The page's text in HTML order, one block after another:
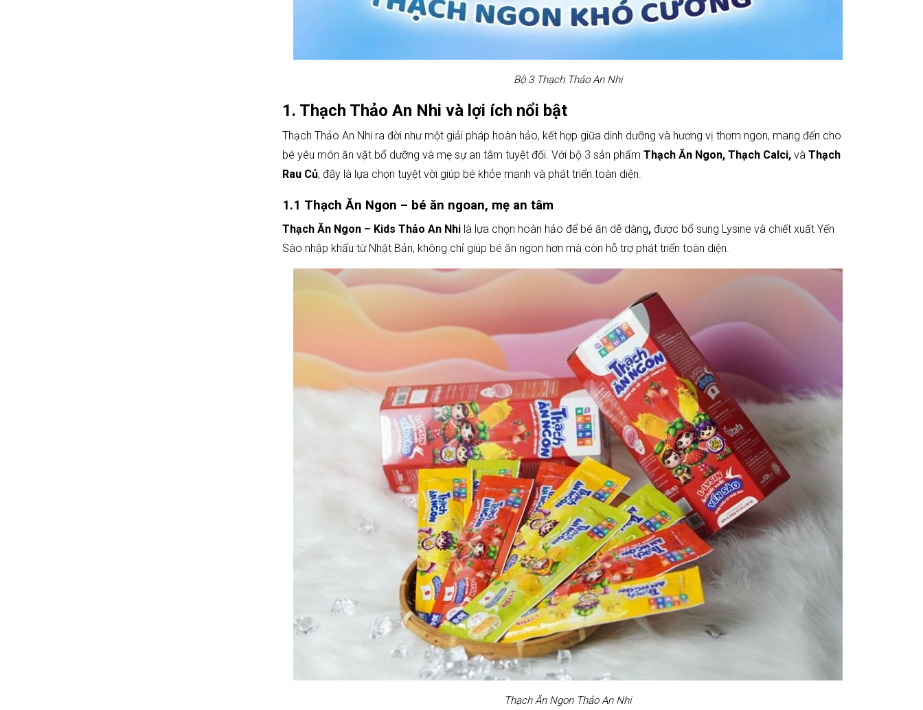
Bộ 3 Thạch Thảo An Nhi
1. Thạch Thảo An Nhi và lợi ích nổi bật
Thạch Thảo An Nhi ra đời như một giải pháp hoàn hảo, kết hợp giữa dinh dưỡng và hương vị thơm ngon, mang đến cho
bé yêu món ăn vặt bổ dưỡng và mẹ sự an tâm tuyệt đối. Với bộ 3 sản phẩmThạch Ăn Ngon, Thạch Calci,và Thạch
Rau Củ, đây là lựa chọn tuyệt vời giúp bé khỏe mạnh và phát triển toàn diện.
1.1 Thạch Ăn Ngon – bé ăn ngoan, mẹ an tâm
Thạch Ăn Ngon – Kids Thảo An Nhi là lựa chọn hoàn hảo để bé ăn dễ dàng,được bổ sung Lysine và chiết xuất Yến
Sào nhập khẩu từ Nhật Bản, không chỉ giúp bé ăn ngon hơn mà còn hỗ trợ phát triển toàn diện.
Thạch Ăn Ngon Thảo An Nhi